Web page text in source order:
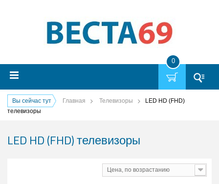
0
Вы сейчас тут Главная Телевизоры
LED HD (FHD)
телевизоры
LED HD (FHD) телевизоры
Цена, по возрастанию